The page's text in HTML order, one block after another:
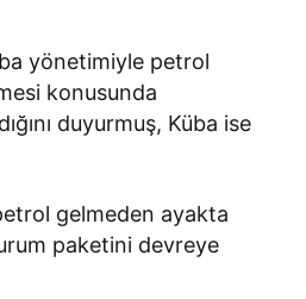
yönetimiyle petrol
konusunda
duyurmuş, Küba ise
gelmeden ayakta
paketini devreye